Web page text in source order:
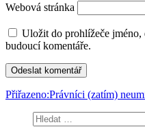
Webová stránka
Uložit do prohlížeče
budoucí komentáře.
Navigace
Přiřazeno:Právníci (zatím)
Hledat: